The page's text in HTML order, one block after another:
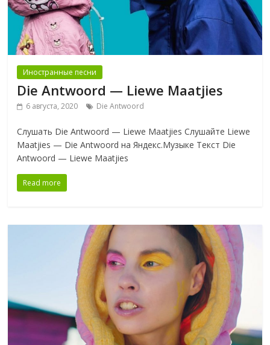
Иностранные песни
Die Antwoord — Liewe Maatjies
6 августа, 2020 Die Antwoord
Слушать Die Antwoord — Liewe Maatjies Слушайте Liewe
Maatjies — Die Antwoord на Яндекс.Музыке Текст Die
Antwoord — Liewe Maatjies
Read more